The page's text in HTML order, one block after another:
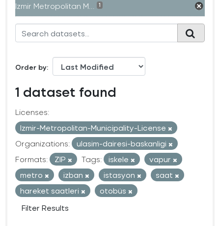
Izmir Metropolitan M... 1
Order by
1 dataset found
Licenses:
Izmir-Metropolitan-Municipality-License
Organizations:
ulasim-dairesi-baskanligi
Formats:
ZIP Tags: iskele
vapur
metro
izban istasyon
saat
hareket saatleri
otobüs
Filter Results